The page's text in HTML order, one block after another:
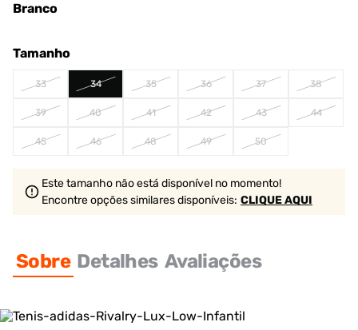
Branco
Tamanho
33 34 35 36 37 38
39 40 41 42 43 44
45 46 48 49 50
Este tamanho não está disponível no momento!
Encontre opções similaresdisponíveis: CLIQUE AQUI
Sobre Detalhes Avaliações